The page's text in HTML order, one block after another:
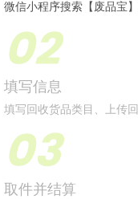
微信小程序搜索【废品宝
02
填写信息
填写回收货品类目、上传
03
取件并结算